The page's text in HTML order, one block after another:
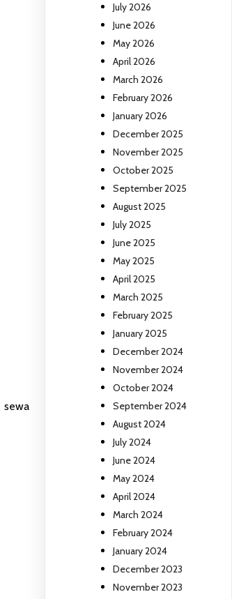
sewa
July 2026
June 2026
May 2026
April 2026
March 2026
February 2026
January 2026
December 2025
November 2025
October 2025
September 2025
August 2025
July 2025
June 2025
May 2025
April 2025
March 2025
February 2025
January 2025
December 2024
November 2024
October 2024
September 2024
August 2024
July 2024
June 2024
May 2024
April 2024
March 2024
February 2024
January 2024
December 2023
November 2023